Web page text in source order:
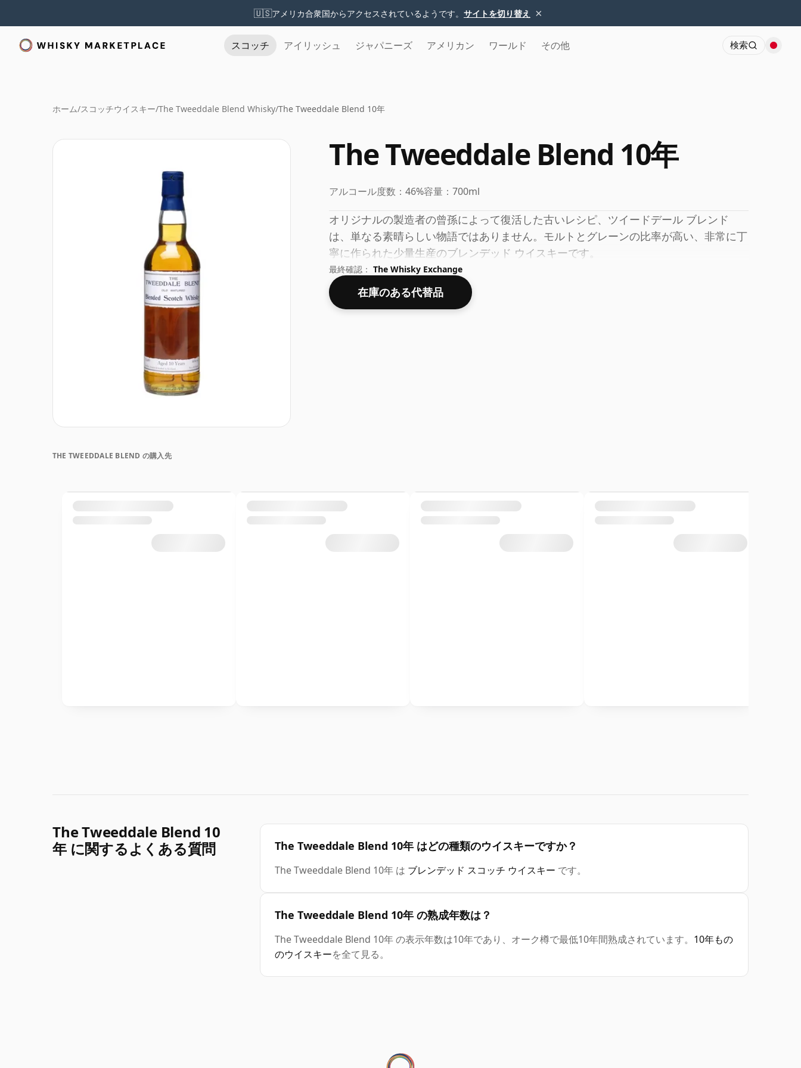
🇺🇸アメリカ合衆国からアクセスされているようです。 サイトを切り替え ×
スコッチ アイリッシュ ジャパニーズ アメリカン ワールド その他 検索
ホーム/スコッチウイスキー/The Tweeddale Blend Whisky/The Tweeddale Blend 10年
The Tweeddale Blend 10年
アルコール度数： 46%容量： 700ml
オリジナルの製造者の曾孫によって復活した古いレシピ、ツイードデール ブレンド
は、単なる素晴らしい物語ではありません。モルトとグレーンの比率が高い、非常に丁
寧に作られた少量生産のブレンデッド ウイスキーです。
最終確認： The Whisky Exchange
在庫のある代替品
THE TWEEDDALE BLEND の購入先
The Tweeddale Blend 10
年 に関するよくある質問
The Tweeddale Blend 10年 はどの種類のウイスキーですか？
The Tweeddale Blend 10年 は ブレンデッド スコッチ ウイスキー です。
The Tweeddale Blend 10年 の熟成年数は？
The Tweeddale Blend 10年 の表示年数は10年であり、オーク樽で最低10年間熟成されています。 10年もの
のウイスキーを全て見る。